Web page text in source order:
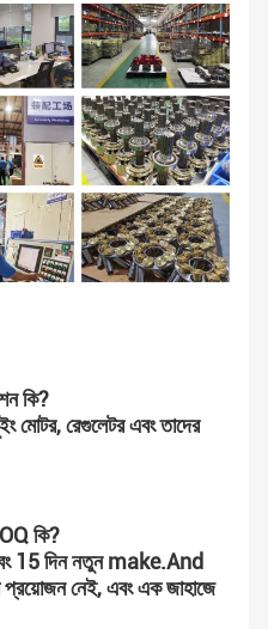
কি?
মোটর, রেগুলেটর এবং তাদের
কি?
15 দিন নতুন make.And
প্রয়োজন নেই, এবং এক জাহাজে